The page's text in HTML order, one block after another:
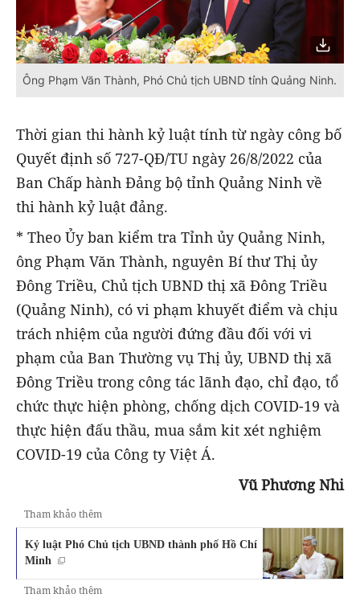
Ông Phạm Văn Thành, Phó Chủ tịch UBND tỉnh Quảng Ninh.
Thời gian thi hành kỷ luật tính từ ngày công bố
Quyết định số 727-QĐ/TU ngày 26/8/2022 của
Ban Chấp hành Đảng bộ tỉnh Quảng Ninh về
thi hành kỷ luật đảng.
* Theo Ủy ban kiểm tra Tỉnh ủy Quảng Ninh,
ông Phạm Văn Thành, nguyên Bí thư Thị ủy
Đông Triều, Chủ tịch UBND thị xã Đông Triều
(Quảng Ninh), có vi phạm khuyết điểm và chịu
trách nhiệm của người đứng đầu đối với vi
phạm của Ban Thường vụ Thị ủy, UBND thị xã
Đông Triều trong công tác lãnh đạo, chỉ đạo, tổ
chức thực hiện phòng, chống dịch COVID-19 và
thực hiện đấu thầu, mua sắm kit xét nghiệm
COVID-19 của Công ty Việt Á.
Vũ Phương Nhi
Tham khảo thêm
Kỷ luật Phó Chủ tịch UBND thành phố Hồ Chí
Minh
Tham khảo thêm